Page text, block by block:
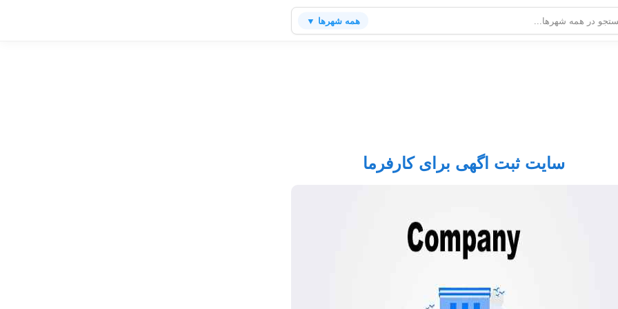
همه شهرها ▼
سایت ثبت اگهی برای کارفرما